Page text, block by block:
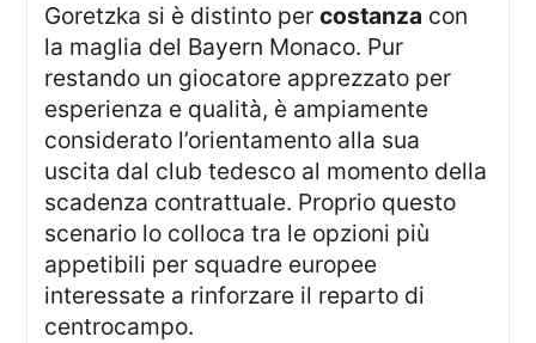
Goretzka si è distinto percostanza con
la maglia del Bayern Monaco. Pur
restando un giocatore apprezzato per
esperienza e qualità, è ampiamente
considerato l’orientamento alla sua
uscita dal club tedesco al momento della
scadenza contrattuale. Proprio questo
scenario lo colloca tra le opzioni più
appetibili per squadre europee
interessate a rinforzare il reparto di
centrocampo.